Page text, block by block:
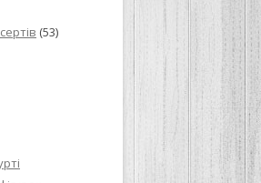
(53)